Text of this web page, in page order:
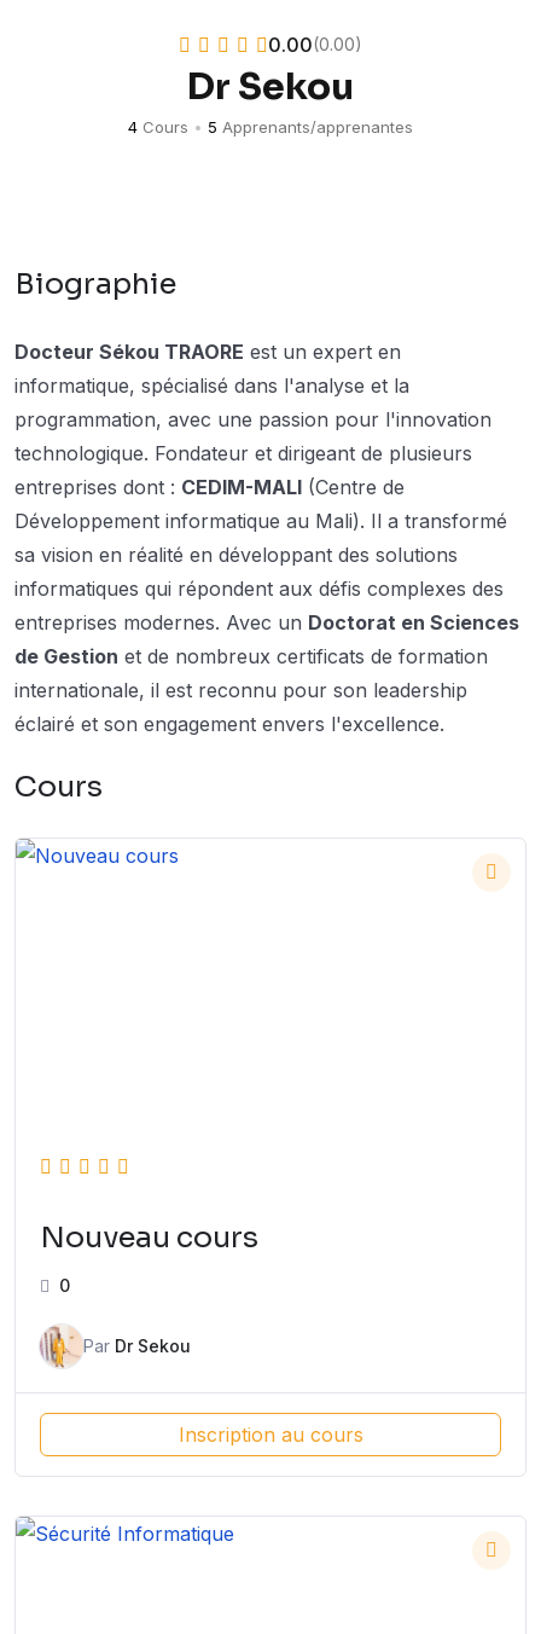
0.00(0.00)
Dr Sekou
4 Cours • 5 Apprenants/apprenantes
Biographie
Docteur Sékou TRAORE est un expert en
informatique, spécialisé dans l'analyse et la
programmation, avec une passion pour l'innovation
technologique. Fondateur et dirigeant de plusieurs
entreprises dont : CEDIM-MALI (Centre de
Développement informatique au Mali). Il a transformé
sa vision en réalité en développant des solutions
informatiques qui répondent aux défis complexes des
entreprises modernes. Avec un Doctorat en Sciences
de Gestion et de nombreux certificats de formation
internationale, il est reconnu pour son leadership
éclairé et son engagement envers l'excellence.
Cours
Nouveau cours
0
Par Dr Sekou
Inscription au cours